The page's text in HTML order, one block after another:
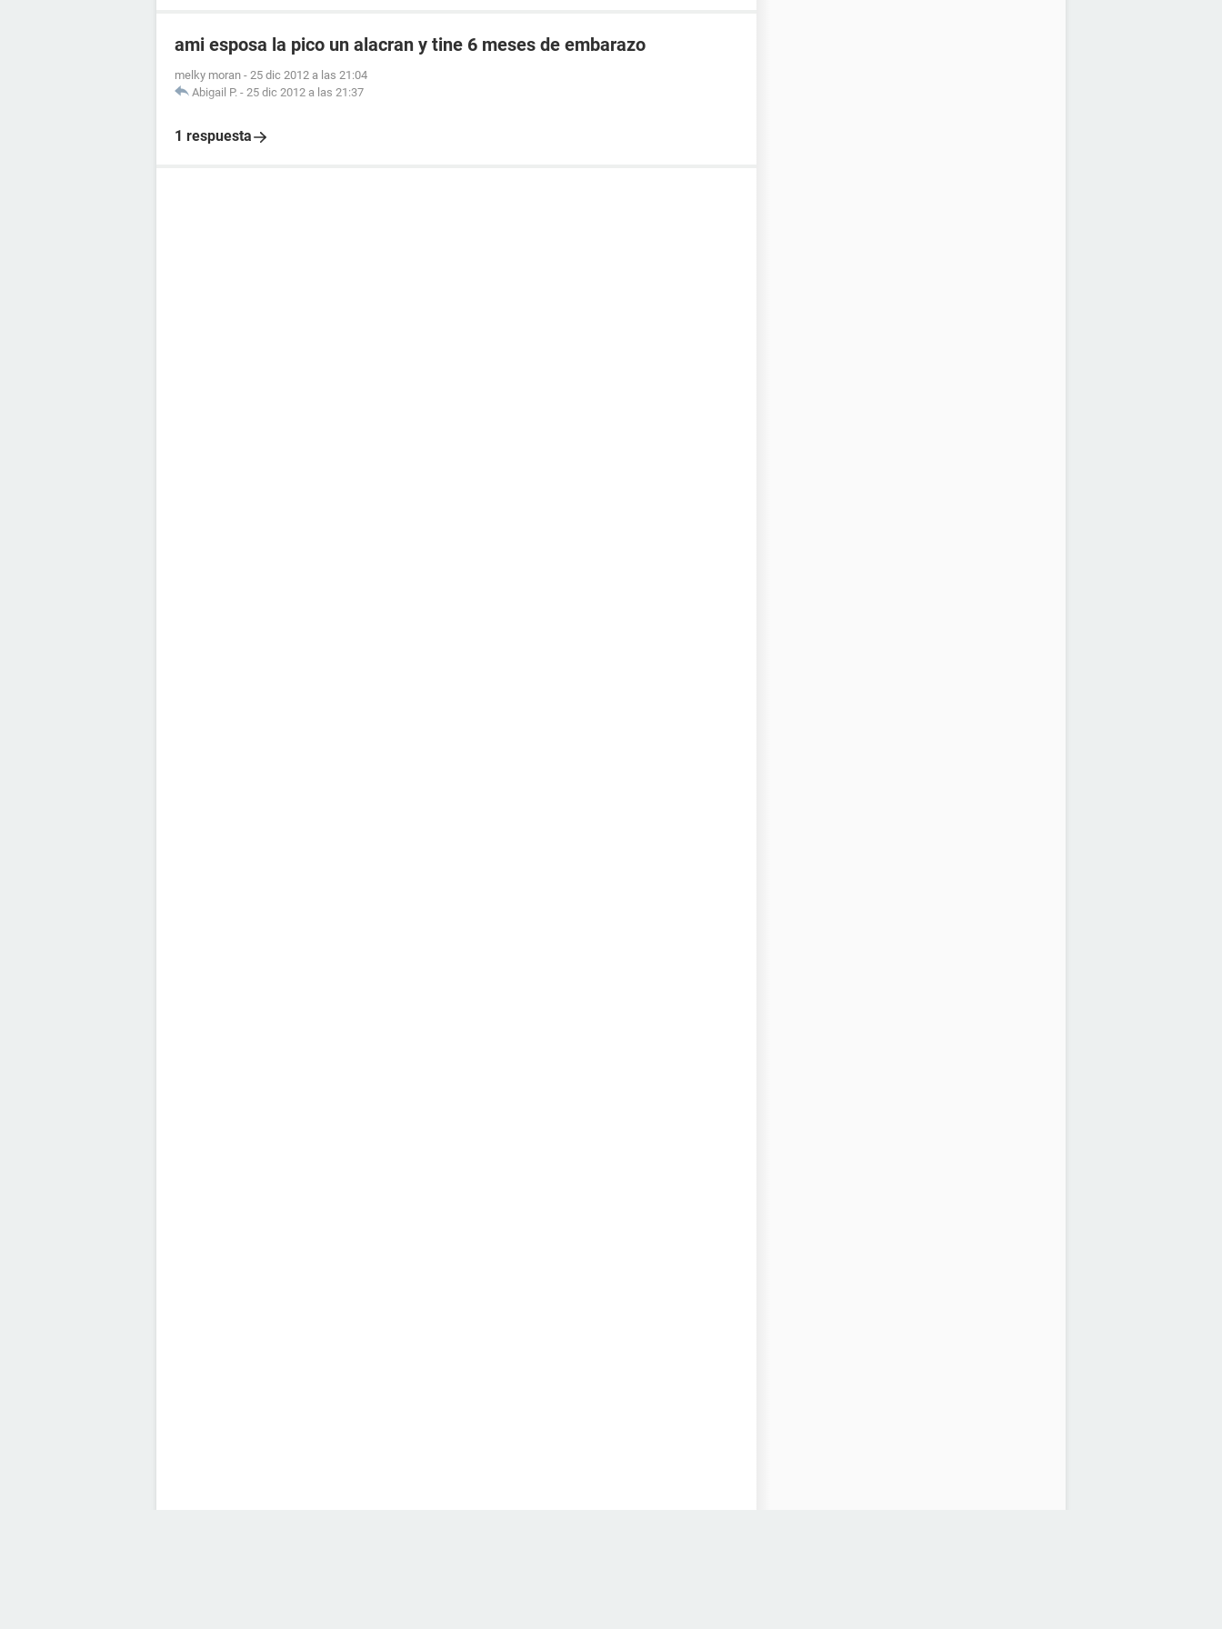
ami esposa la pico un alacran y tine 6 meses de embarazo
melky moran - 25 dic 2012 a las 21:04
Abigail P. - 25 dic 2012 a las 21:37
1 respuesta